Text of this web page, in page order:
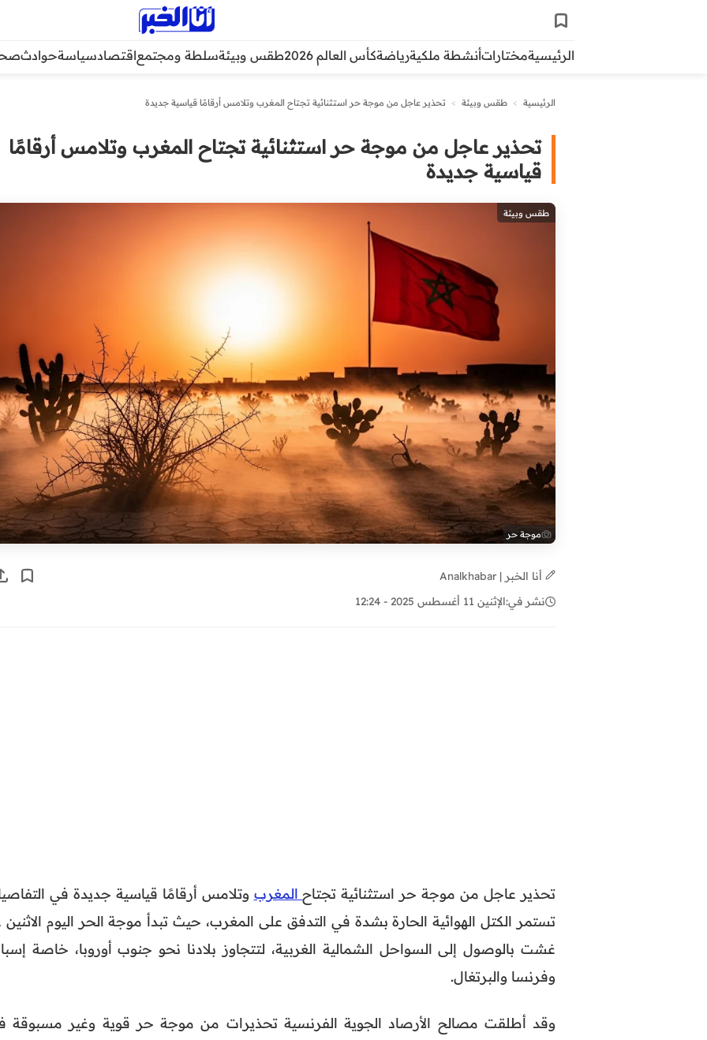
الرئيسيةمختاراتأنشطة ملكيةرياضةكأس العالم 2026 طقس وبيئةسلطة ومجتمعاقتصادسياسةحوادث
الرئيسية > طقس وبيئة > تحذير عاجل من موجة حر استثنائية تجتاح المغرب وتلامس أرقامًا قياسية جديدة
تحذير عاجل من موجة حر استثنائية تجتاح المغرب وتلامس أرقامًا
قياسية جديدة
طقس وبيئة
موجة حر
أنا الخبر | Analkhabar
نشر في:الإثنين 11 أغسطس 2025 - 12:24
تحذير عاجل من موجة حر استثنائية تجتاحالمغرب وتلامس أرقامًا قياسية جديدة في
تستمر
غشت بالوصول إلى السواحل الشمالية الغربية، لتتجاوز بلادنا نحو جنوب أوروبا، خاصة
وفرنسا والبرتغال.
وقد أطلقت مصالح الأرصاد الجوية الفرنسية تحذيرات من موجة حر قوية وغير مسبوقة